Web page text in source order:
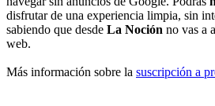
disfrutar de una experiencia limpia, sin
sabiendo que desde La Noción no vas a
web.
Más información sobre la suscripción a